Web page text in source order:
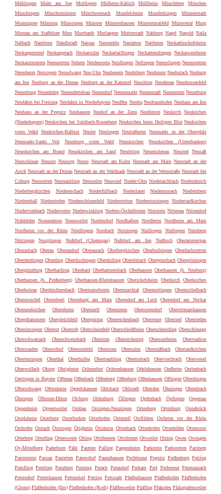
Mühlingen
Muhr am See Mulfingen Mülheim-Kärlich Müllheim Münchberg
München
Münchingen
Münchsmünster Münchsteinach Mundelsheim Munderkingen
Münnerstadt
Munningen Münsing Münsingen Münster Münsterhausen Münstermaifeld Münstertal Murg
Murnau am Staffelsee Murr Murrhardt Mutlangen Mutterstadt Nabburg Nagel Nagold Naila
Nalbach
Namborn Nandlstadt Nassau Nassenfels Nastätten Nattheim
Neckarbischofsheim
Neckargemünd Neckargerach Neckarsulm Neckartailfingen Neckartenzlingen Neckarwestheim
Neckarzimmern Neenstetten Nehren Neidenstein Neidlingen Nellingen Nennslingen Nerenstetten
Neresheim Nersingen Nesselwang Neu-Ulm Neubeuern Neubiberg Neubrunn Neubulach Neuburg
am Inn Neuburg an der Donau Neuburg an der Kammel Neuching Neudenau Neudrossenfeld
Neuenburg Neuenbürg Neuendettelsau Neuendorf Neuenmarkt Neuenstadt Neuenstein Neuerburg
Neufahrn bei Freising Neufahrn in Niederbayern Neuffen Neufra Neufraunhofen Neuhaus am Inn
Neuhaus an der Pegnitz
Neuhausen Neuhof an der Zenn Neuhütten Neukirch Neukirchen
(Niederbayern) Neukirchen bei Sulzbach-Rosenberg Neukirchen beim Heiligen Blut Neukirchen
vorm Wald Neukirchen-Balbini Neuler Neulingen Neulußheim
Neumarkt in der Oberpfalz
Neumarkt-Sankt Veit
Neunburg vorm Wald Neunkirchen
Neunkirchen (Unterfranken)
Neunkirchen am Brand
Neunkirchen am Sand Neuötting Neureichenau Neuried
Neusäß
Neuschönau Neusitz Neusorg Neuss Neustadt am Kulm Neustadt am Main Neustadt an der
Aisch Neustadt an der Donau Neustadt an der Waldnaab Neustadt an der Weinstraße Neustadt bei
Coburg Neustetten Neutraubling Neuweiler Neuwied Nieder-Olm Niederaichbach Niederalteich
Niederbergkirchen
Niedereschach Niederfüllbach Niederlauer Niedermurach
Niedernberg
Niedernhall
Niederrieden Niederschönenfeld Niederstetten Niederstotzingen Niedertaufkirchen
Niederviehbach Niederwerrn Niederwinkling Niefern-Öschelbronn Nierstein Nittenau Nittendorf
Nohfelden Nonnenhorn Nonnweiler Nordendorf Nordhalben Nordheim
Nordheim am Main
Nordheim vor der Rhön
Nördlingen Nordrach Notzingen Nüdlingen Nufringen
Nürnberg
Nürtingen
Nusplingen Nußdorf (Chiemgau) Nußdorf am Inn Nußloch
Oberammergau
Oberasbach
Oberau Oberaudorf Oberaurach Oberbergkirchen Oberboihingen
Oberdachstetten
Oberderdingen Oberding Oberdischingen Oberdolling Oberelsbach Obergriesbach Obergröningen
Obergünzburg Oberhaching Oberhaid Oberharmersbach Oberhausen Oberhausen (b. Neuburg)
Oberhausen (b. Peißenberg) Oberhausen-Rheinhausen Oberickelsheim Oberkirch Oberkochen
Oberkotzau
Oberleichtersbach Obermaiselstein Obermarchtal Obermeitingen
Obermichelbach
Obermoschel
Obernbreit Obernburg am Main Oberndorf am Lech
Oberndorf am Neckar
Oberneukirchen
Obernheim Obernzell Obernzenn Oberostendorf
Oberottmarshausen
Oberpframmern
Oberpleichfeld Oberpöring Oberreichenbach Oberreute Oberried
Oberrieden
Oberriexingen Oberrot Oberroth Oberscheinfeld Oberschleißheim Oberschneiding Oberschönegg
Oberschwarzach
Oberschweinbach Obersinn Obersöchering Obersontheim
Oberstadion
Oberstaufen
Oberstdorf Oberstenfeld Oberstreu Obersulm Obersüßbach
Obertaufkirchen
Oberteuringen
Oberthal Oberthulba Obertraubling Obertrubach Oberviechtach
Oberwesel
Oberwolfach Obing Obrigheim Ochsenfurt Ochsenhausen Odelzhausen Oedheim Oerlenbach
Oettingen in Bayern Offenau Offenbach Offenberg Offenburg Offenhausen Offingen Ofterdingen
Ofterschwang
Oftersheim Oggelshausen Ohlsbach Ohlstadt Ohmden Öhningen
Ohrenbach
Öhringen
Ölbronn-Dürrn Olching Oldenburg Öllingen Opfenbach Öpfingen
Oppenau
Oppenheim
Oppenweiler Ornbau Orsingen-Nenzingen Ortenberg Ortenburg
Osnabrück
Ostelsheim
Osterberg Osterburken Osterhofen Osterzell Ostfildern
Ostheim vor der Rhön
Osthofen Ostrach Östringen Ötigheim Ötisheim Ottenbach Ottenhofen Ottenhöfen Ottensoos
Otterberg Otterfing Ottersweier Otting Ottobeuren Ottobrunn Ottweiler Otzing Owen Owingen
Oy-Mittelberg Paderborn Pähl Painten Palling Pappenheim Parkstein Parkstetten Parsberg
Partenstein Passau Pastetten Patersdorf Paunzhausen Pechbrunn Pegnitz Peißenberg Peiting
Pemfling Pentling Penzberg Penzing Perach Perasdorf Perkam Perl Perlesreut Petersaurach
Petersdorf Petershausen Pettendorf Petting Pettstadt Pfaffenhausen Pfaffenhofen Pfaffenhofen
(Glonn) Pfaffenhofen (Ilm) Pfaffenhofen (Roth) Pfaffenweiler Pfaffing Pfakofen Pfalzgrafenweiler